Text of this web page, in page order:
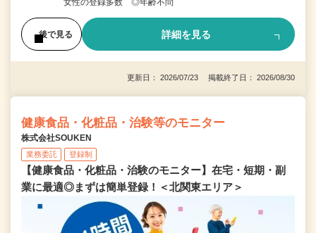
女性の登録多数 ◎年齢不問
後で見る 詳細を見る
更新日： 2026/07/23 掲載終了日： 2026/08/30
健康食品・化粧品・治験等のモニター
株式会社SOUKEN
業務委託 登録制
【健康食品・化粧品・治験のモニター】在宅・短期・副
業に最適◎まずは簡単登録！＜北関東エリア＞